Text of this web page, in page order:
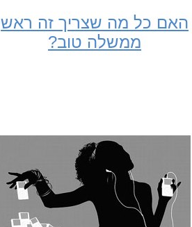
האם כל מה שצריך זה ראש
ממשלה טוב?